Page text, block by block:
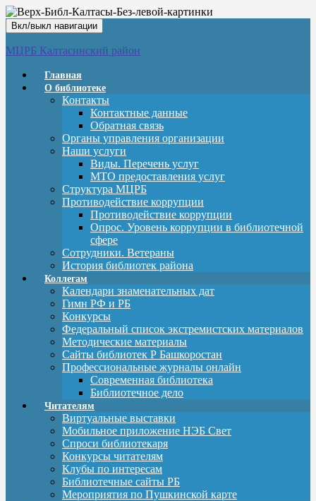
Вкл/выкл навигации
МЦРБ Калтасинский район
Главная
О библиотеке
Контакты
Контактные данные
Обратная связь
Органы управления организации
Наши услуги
Виды. Перечень услуг
МТО предоставления услуг
Структура МЦРБ
Противодействие коррупции
Противодействие коррупции
Опрос. Уровень коррупции в библиотечной
сфере
Сотрудники. Ветераны
История библиотек района
Коллегам
Календари знаменательных дат
Гимн РФ и РБ
Конкурсы
Федеральный список экстремистских материалов
Методические материалы
Сайты библиотек Р Башкоростан
Профессиональные журналы онлайн
Современная библиотека
Библиотечное дело
Читателям
Виртуальные выставки
Мобильное приложение НЭБ Свет
Спроси библиотекаря
Конкурсы читателям
Клубы по интересам
Библиотечные сайты РБ
Мероприятия по Пушкинской карте